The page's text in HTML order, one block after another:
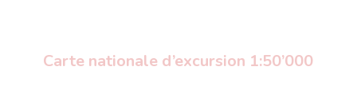
Carte nationale d’excursion 1:50’000